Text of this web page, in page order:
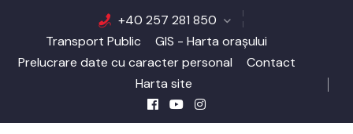
+40 257 281 850
Transport Public
GIS - Harta orașului
Prelucrare date cu caracter personal
Contact
Harta site